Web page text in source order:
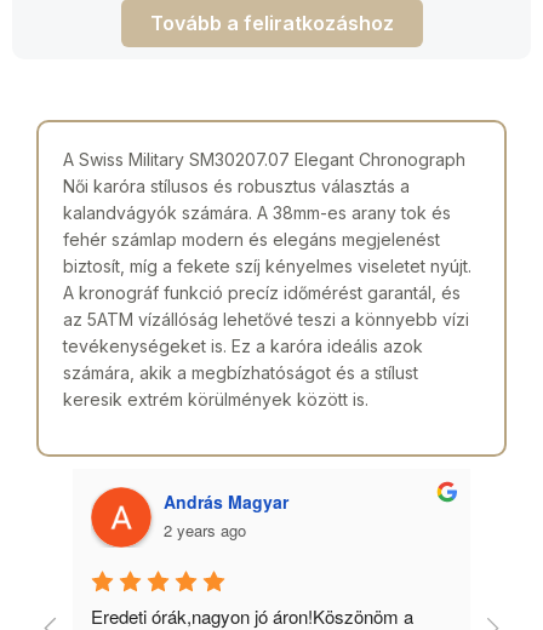
Tovább a feliratkozáshoz
A Swiss Military SM30207.07 Elegant Chronograph
Női karóra stílusos és robusztus választás a
kalandvágyók számára. A 38mm-es arany tok és
fehér számlap modern és elegáns megjelenést
biztosít, míg a fekete szíj kényelmes viseletet nyújt.
A kronográf funkció precíz időmérést garantál, és
az 5ATM vízállóság lehetővé teszi a könnyebb vízi
tevékenységeket is. Ez a karóra ideális azok
számára, akik a megbízhatóságot és a stílust
keresik extrém körülmények között is.
András Magyar
2 years ago
Eredeti órák,nagyon jó áron!Köszönöm a